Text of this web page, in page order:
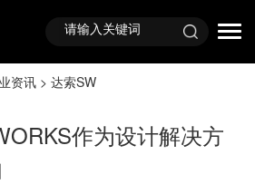
资讯 > 达索SW
作为设计解决方